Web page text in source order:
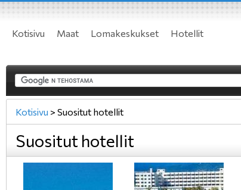
Kotisivu Maat Lomakeskukset Hotellit
Kotisivu > Suositut hotellit
Suositut hotellit